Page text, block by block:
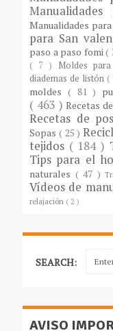
Manualidades
para San
paso a paso fomi(
( 7 ) Moldes
diademas de listón (
moldes ( 81 )
( 463 )Recetas
Recetas de
Sopas ( 25 )
tejidos ( 184 )
Tips para el
naturales ( 47 )
Vídeos de
relajación ( 2 )
SEARCH:
AVISO